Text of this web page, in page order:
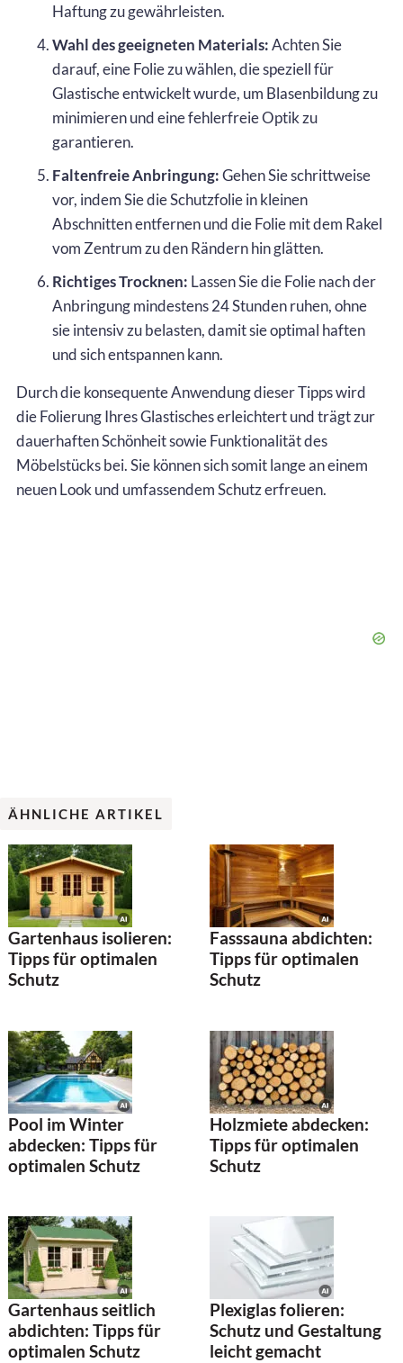
Haftung zu gewährleisten.
Wahl des geeigneten Materials:Achten Sie
darauf, eine Folie zu wählen, die speziell für
Glastische entwickelt wurde, um Blasenbildung zu
minimieren und eine fehlerfreie Optik zu
garantieren.
Faltenfreie Anbringung:Gehen Sie schrittweise
vor, indem Sie die Schutzfolie in kleinen
Abschnitten entfernen und die Folie mit dem Rakel
vom Zentrum zu den Rändern hin glätten.
Richtiges Trocknen: Lassen Sie die Folie nach der
Anbringung mindestens 24 Stunden ruhen, ohne
sie intensiv zu belasten, damit sie optimal haften
und sich entspannen kann.
Durch die konsequente Anwendung dieser Tipps wird
die Folierung Ihres Glastisches erleichtert und trägt zur
dauerhaften Schönheit sowie Funktionalität des
Möbelstücks bei. Sie können sich somit lange an einem
neuen Look und umfassendem Schutz erfreuen.
ÄHNLICHE ARTIKEL
Gartenhaus isolieren:
Tipps für optimalen
Schutz
Fasssauna abdichten:
Tipps für optimalen
Schutz
Pool im Winter
abdecken: Tipps für
optimalen Schutz
Holzmiete abdecken:
Tipps für optimalen
Schutz
Gartenhaus seitlich
abdichten: Tipps für
optimalen Schutz
Plexiglas folieren:
Schutz und Gestaltung
leicht gemacht